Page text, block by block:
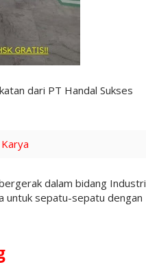
dari PT Handal Sukses
dalam bidang Industri
untuk sepatu-sepatu dengan